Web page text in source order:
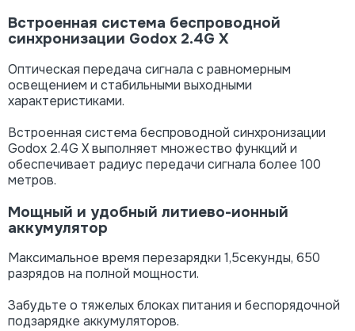
Встроенная система беспроводной
синхронизации Godox 2.4G X
Оптическая передача сигнала с равномерным
освещением и стабильными выходными
характеристиками.
Встроенная система беспроводной синхронизации
Godox 2.4G X выполняет множество функций и
обеспечивает радиус передачи сигнала более 100
метров.
Мощный и удобный литиево-ионный
аккумулятор
Максимальное время перезарядки 1,5секунды, 650
разрядов на полной мощности.
Забудьте о тяжелых блоках питания и беспорядочной
подзарядке аккумуляторов.